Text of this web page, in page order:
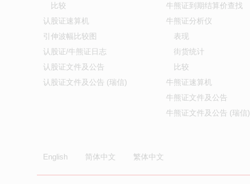
比较
认股证速算机
引伸波幅比较图
认股证/牛熊证日志
认股证文件及公告
认股证文件及公告 (瑞信)
牛熊证到期结算价查找
牛熊证分析仪
表现
街货统计
比较
牛熊证速算机
牛熊证文件及公告
牛熊证文件及公告 (瑞信)
English 简体中文 繁体中文